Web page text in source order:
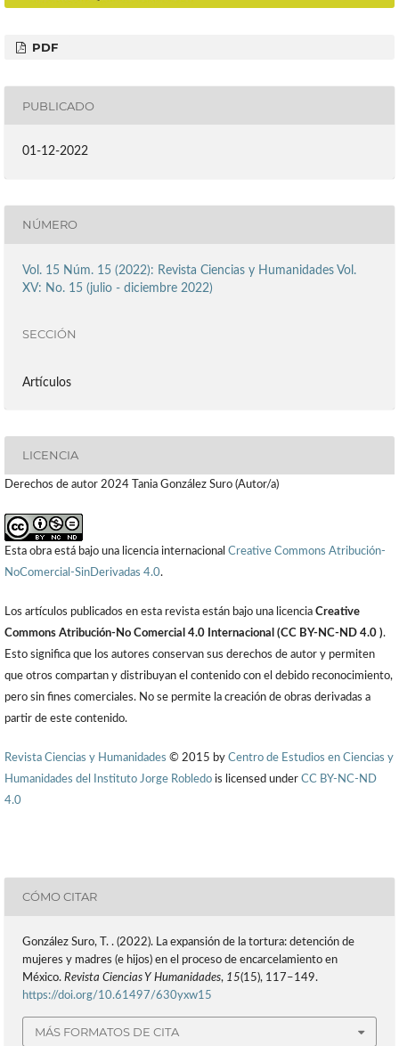
PDF
PUBLICADO
01-12-2022
NÚMERO
Vol. 15 Núm. 15 (2022): Revista Ciencias y Humanidades Vol.
XV: No. 15 (julio - diciembre 2022)
SECCIÓN
Artículos
LICENCIA
Derechos de autor 2024 Tania González Suro (Autor/a)
Esta obra está bajo una licencia internacional Creative Commons Atribución-
NoComercial-SinDerivadas 4.0.
Los artículos publicados en esta revista están bajo una licencia Creative
Commons Atribución-No Comercial 4.0 Internacional (CC BY-NC-ND 4.0 ).
Esto significa que los autores conservan sus derechos de autor y permiten
que otros compartan y distribuyan el contenido con el debido reconocimiento,
pero sin fines comerciales. No se permite la creación de obras derivadas a
partir de este contenido.
Revista Ciencias y Humanidades © 2015 by Centro de Estudios en Ciencias y
Humanidades del Instituto Jorge Robledo is licensed under CC BY-NC-ND
4.0
CÓMO CITAR
González Suro, T. . (2022). La expansión de la tortura: detención de
mujeres y madres (e hijos) en el proceso de encarcelamiento en
México. Revista Ciencias Y Humanidades, 15(15), 117–149.
https://doi.org/10.61497/630yxw15
MÁS FORMATOS DE CITA